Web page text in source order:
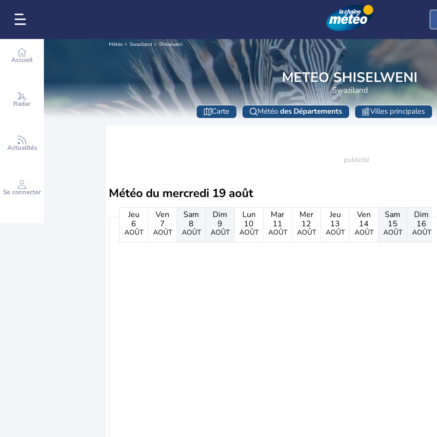
Accueil
Radar
Actualités
Se connecter
Météo Swaziland Shiselweni
METEO SHISELWENI
Swaziland
Carte Météo des Départements Villes principales
Météo du mercredi 19 août
Jeu
6
AOÛT
Ven
7
AOÛT
Sam
8
AOÛT
Dim
9
AOÛT
Lun
10
AOÛT
Mar
11
AOÛT
Mer
12
AOÛT
Jeu
13
AOÛT
Ven
14
AOÛT
Sam
15
AOÛT
Dim
16
AOÛT